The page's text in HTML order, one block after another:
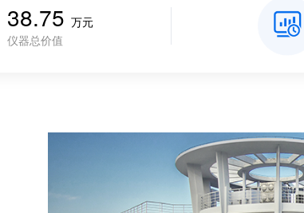
38.75 万元
仪器总价值